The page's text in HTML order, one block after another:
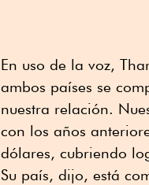
En uso de la voz,
ambos países se
nuestra relación.
con los años
dólares, cubriendo
Su país, dijo, está